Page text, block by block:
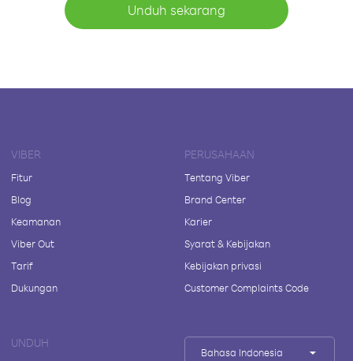
Unduh sekarang
VIBER
Fitur
Blog
Keamanan
Viber Out
Tarif
Dukungan
PERUSAHAAN
Tentang Viber
Brand Center
Karier
Syarat & Kebijakan
Kebijakan privasi
Customer Complaints Code
UNDUH
Bahasa Indonesia